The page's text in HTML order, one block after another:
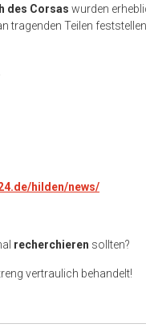
des Corsas wurden
tragenden Teilen
hilden/news/
recherchieren sollten?
vertraulich behandelt!